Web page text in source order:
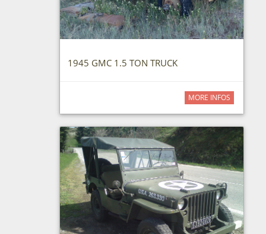
1945 GMC 1.5 TON TRUCK
MORE INFOS